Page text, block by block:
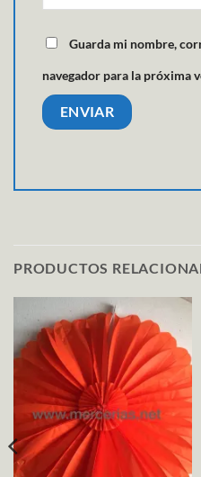
Guarda mi nombre,
navegador para la próxima
PRODUCTOS